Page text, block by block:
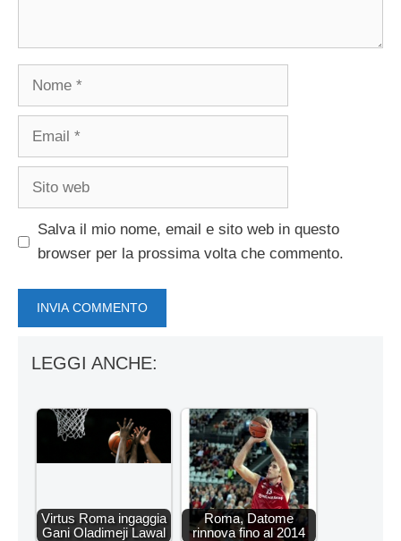
Nome
Email
Sito
Salva il mio nome, email e sito web in questo
browser per la prossima volta che commento.
LEGGI ANCHE:
Virtus Roma ingaggia
Gani Oladimeji Lawal
Roma, Datome
rinnova fino al 2014